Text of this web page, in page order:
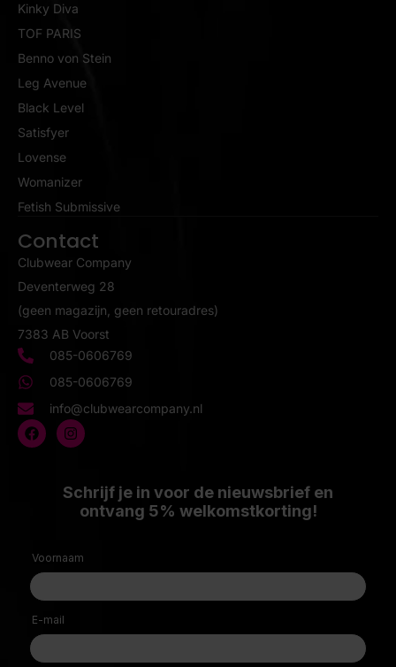
Kinky Diva
TOF PARIS
Benno von Stein
Leg Avenue
Black Level
Satisfyer
Lovense
Womanizer
Fetish Submissive
Contact
Clubwear Company
Deventerweg 28
(geen magazijn, geen retouradres)
7383 AB Voorst
085-0606769
085-0606769
info@clubwearcompany.nl